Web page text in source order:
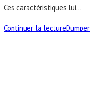
Ces caractéristiques lui…
Continuer la lectureDumper